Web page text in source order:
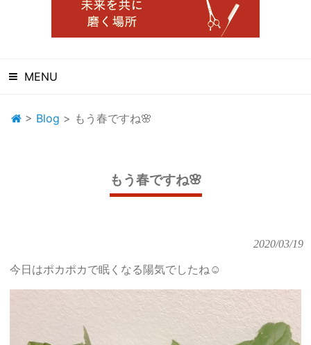
MENU
> Blog > もう春ですね🌸
もう春ですね🌸
2020/03/19
今日はポカポカで眠くなる陽気でしたね☺️